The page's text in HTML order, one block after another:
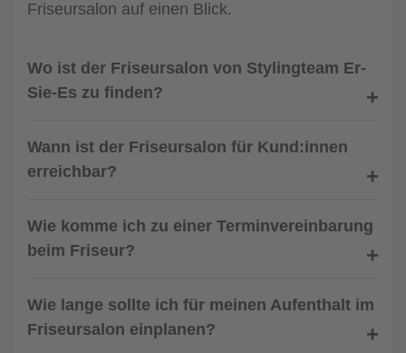
Friseursalon auf einen Blick.
Wo ist der Friseursalon von Stylingteam Er-
Sie-Es zu finden?
Wann ist der Friseursalon für Kund:innen
erreichbar?
Wie komme ich zu einer Terminvereinbarung
beim Friseur?
Wie lange sollte ich für meinen Aufenthalt im
Friseursalon einplanen?